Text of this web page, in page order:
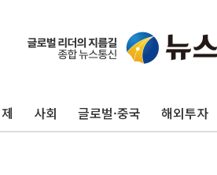
사회 글로벌·중국 해외투자